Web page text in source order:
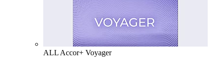
ALL Accor+ Voyager